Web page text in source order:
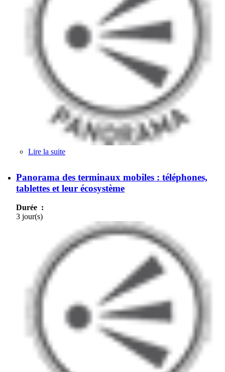
Lire la suite
Panorama des terminaux mobiles : téléphones,
tablettes et leur écosystème
Durée :
3 jour(s)